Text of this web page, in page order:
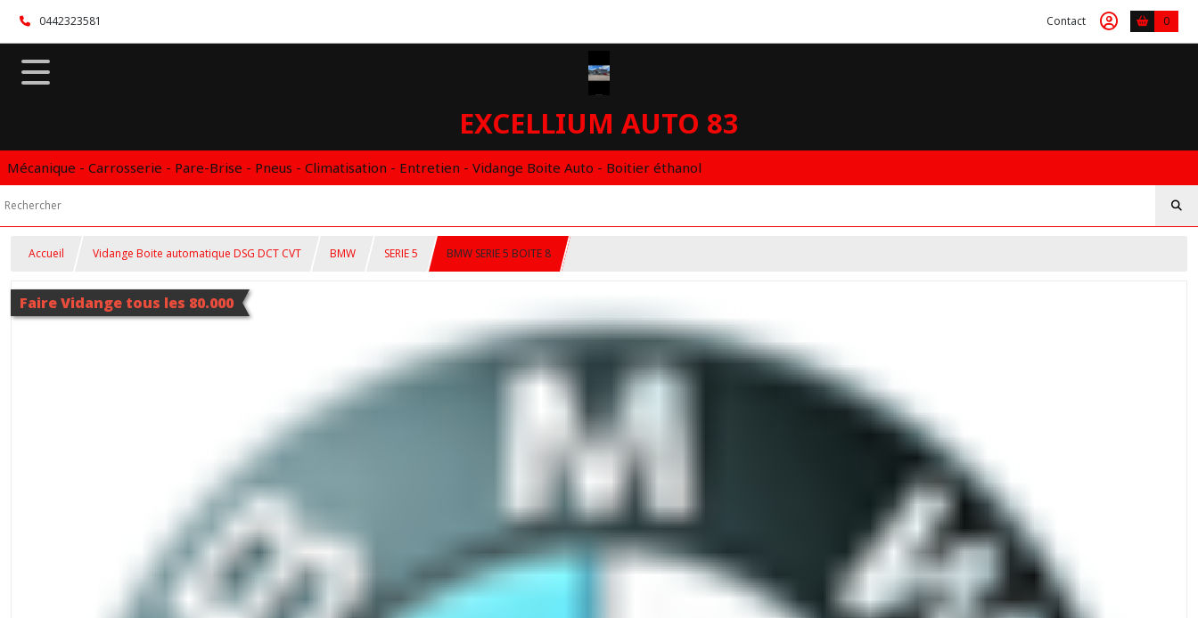
0442323581 Contact 0
EXCELLIUM AUTO 83
Mécanique - Carrosserie - Pare-Brise - Pneus - Climatisation - Entretien - Vidange Boite Auto - Boitier éthanol
Accueil Vidange Boite automatique DSG DCT CVT BMW SERIE 5 BMW SERIE 5 BOITE 8
Faire Vidange tous les 80.000